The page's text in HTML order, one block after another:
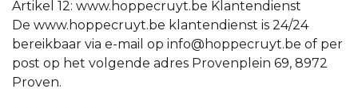
Artikel 12: www.hoppecruyt.be Klantendienst
De www.hoppecruyt.be klantendienst is 24/24
bereikbaar via e-mail op info@hoppecruyt.be of per
post op het volgende adres Provenplein 69, 8972
Proven.